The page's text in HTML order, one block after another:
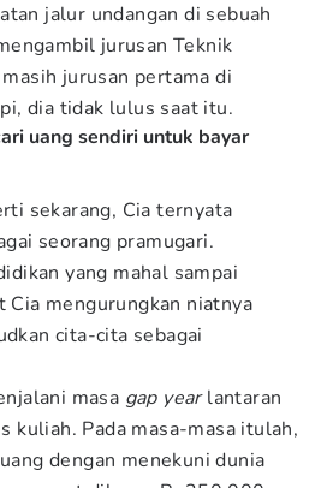
jalur undangan di sebuah
jurusan Teknik
jurusan pertama di
dia tidak lulus saat itu.
uang sendiri untuk bayar
sekarang, Cia ternyata
seorang pramugari.
yang mahal sampai
Cia mengurungkan niatnya
cita-cita sebagai
masa gap yearlantaran
kuliah. Pada masa-masa itulah,
dengan menekuni dunia